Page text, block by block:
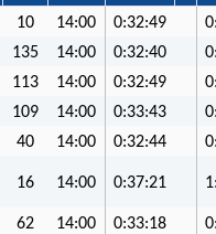
10 14:00 0:32:49
135 14:00 0:32:40
113 14:00 0:32:49
109 14:00 0:33:43
40 14:00 0:32:44
16 14:00 0:37:21
62 14:00 0:33:18